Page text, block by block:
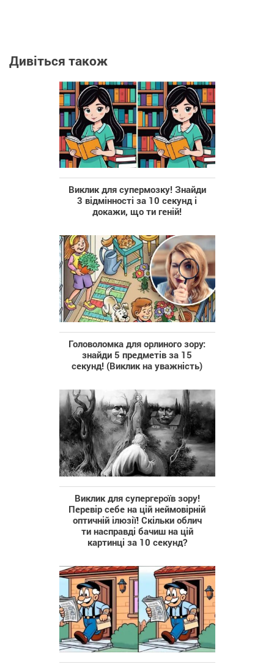
Дивіться також
Виклик для супермозку! Знайди
3 відмінності за 10 секунд і
докажи, що ти геній!
Головоломка для орлиного зору:
знайди 5 предметів за 15
секунд! (Виклик на уважність)
Виклик для супергероїв зору!
Перевір себе на цій неймовірній
оптичній ілюзії! Скільки облич
ти насправді бачиш на цій
картинці за 10 секунд?